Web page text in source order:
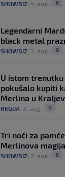
SHOWBIZ 4. aug. 0
Legendarni
black metal
SHOWBIZ 3. aug. 0
U istom
pokušalo kupiti
Merlina u
REGIJA 3. aug. 0
Tri noći za
Merlinova
SHOWBIZ 2. aug. 0